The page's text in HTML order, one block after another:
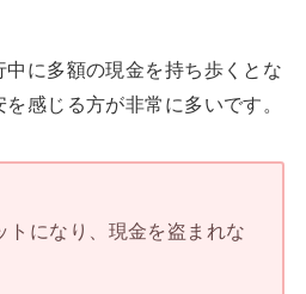
中に多額の現金を持ち歩くとな
感じる方が非常に多いです。
トになり、現金を盗まれな